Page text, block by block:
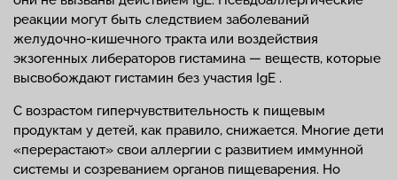
реакции могут быть следствием заболеваний
желудочно-кишечного тракта или воздействия
экзогенных либераторов гистамина — веществ, которые
высвобождают гистамин без участия IgE .
С возрастом гиперчувствительность к пищевым
продуктам у детей, как правило, снижается. Многие дети
«перерастают» свои аллергии с развитием иммунной
системы и созреванием органов пищеварения. Но